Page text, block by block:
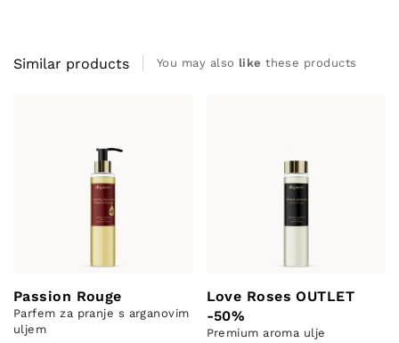
Similar products You may also like these products
Passion Rouge
Parfem za pranje s arganovim
uljem
Love Roses OUTLET
-50%
Premium aroma ulje